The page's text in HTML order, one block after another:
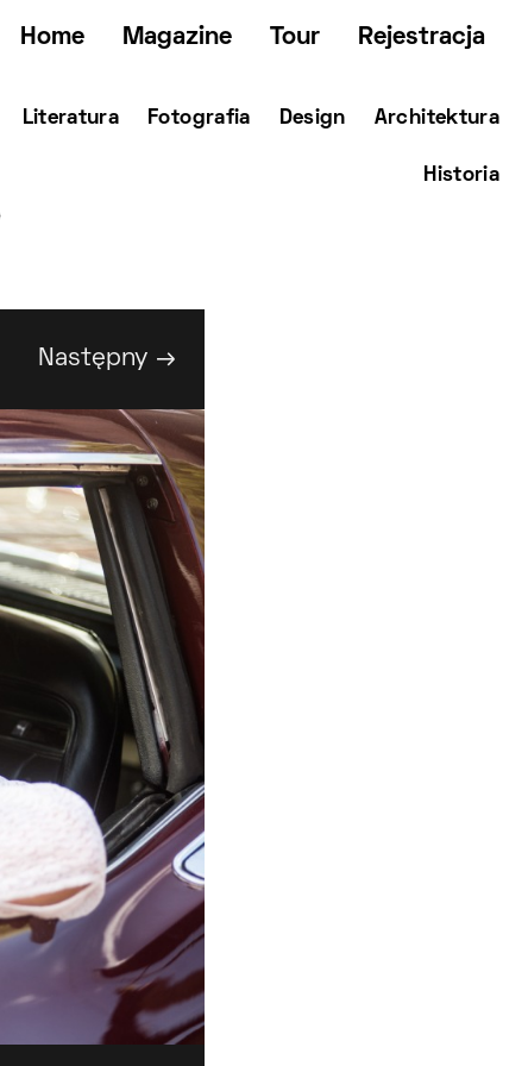
Home Magazine Tour Rejestracja
Literatura Fotografia Design Architektura
Historia
Następny →